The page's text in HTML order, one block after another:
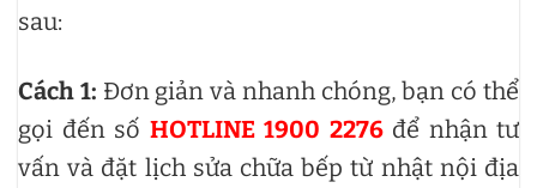
sau:
Cách 1: Đơn giản và nhanh chóng, bạn có thể
gọi đến số HOTLINE 1900 2276để nhận tư
vấn và đặt lịch sửa chữa bếp từ nhật nội địa